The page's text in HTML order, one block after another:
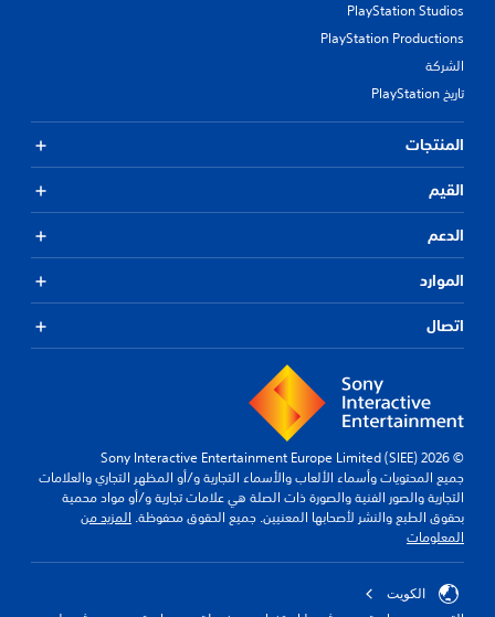
PlayStation Studios
PlayStation Productions
الشركة
تاريخ PlayStation
المنتجات
القيم
الدعم
الموارد
اتصال
© 2026 Sony Interactive Entertainment Europe Limited (SIEE)
جميع المحتويات وأسماء الألعاب والأسماء التجارية و/أو المظهر التجاري والعلامات
التجارية والصور الفنية والصورة ذات الصلة هي علامات تجارية و/أو مواد محمية
بحقوق الطبع والنشر لأصحابها المعنيين. جميع الحقوق محفوظة. المزيد من
المعلومات
الكويت‎